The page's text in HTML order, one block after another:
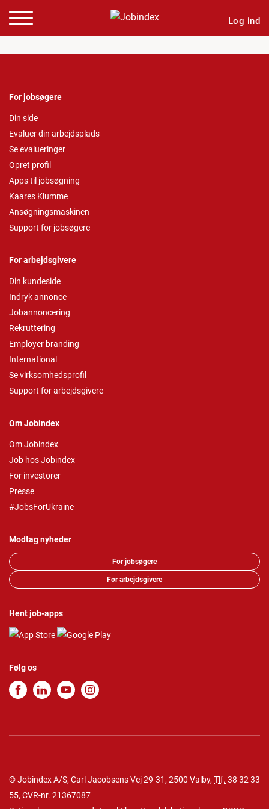
Log ind
For jobsøgere
Din side
Evaluer din arbejdsplads
Se evalueringer
Opret profil
Apps til jobsøgning
Kaares Klumme
Ansøgningsmaskinen
Support for jobsøgere
For arbejdsgivere
Din kundeside
Indryk annonce
Jobannoncering
Rekruttering
Employer branding
International
Se virksomhedsprofil
Support for arbejdsgivere
Om Jobindex
Om Jobindex
Job hos Jobindex
For investorer
Presse
#JobsForUkraine
Modtag nyheder
For jobsøgere
For arbejdsgivere
Hent job-apps
Følg os
© Jobindex A/S, Carl Jacobsens Vej 29-31, 2500 Valby, Tlf. 38 32 33
55, CVR-nr. 21367087